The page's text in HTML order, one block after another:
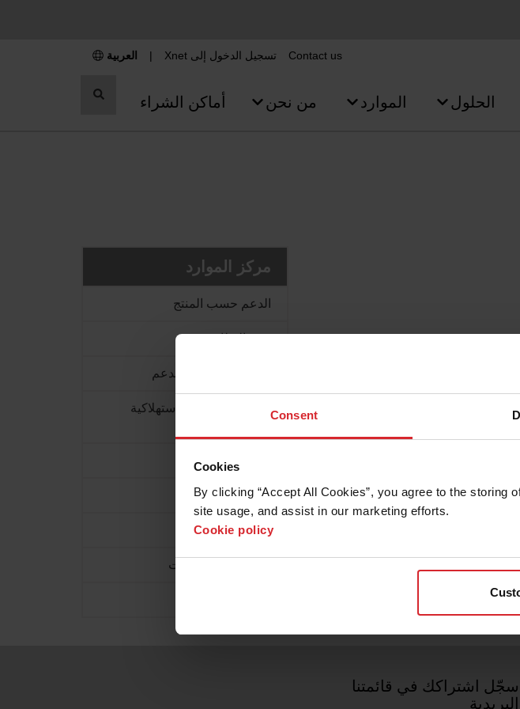
Consent
Cookies
By clicking “Accept All Cookies”, you agree to the
site usage, and assist in our marketing efforts.
Cookie policy
Contact us تسجيل الدخول إلى Xnet | العربية
الحلول الموارد من نحن أماكن الشراء
تبديل
مركز الموارد
الدعم حسب المنتج
دعم النظام
تحديثات البرامج والدعم
الإبلاغ عن المواد الاستهلاكية
مكتبة المستندات
التدريب
الأسئلة الشائعة
المعارض والفعاليات
سجّل اشتراكك في قائمتنا
البريدية